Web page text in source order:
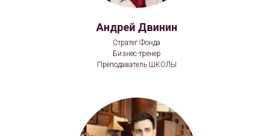
Андрей Двинин
Стратег Фонда
Бизнес-тренер
Преподаватель ШКОЛЫ